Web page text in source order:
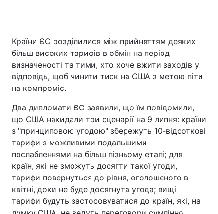
Країни ЄС розділилися між прийняттям деяких
більш високих тарифів в обмін на період
визначеності та тими, хто хоче вжити заходів у
відповідь, щоб чинити тиск на США з метою піти
на компроміс.
Два дипломати ЄС заявили, що їм повідомили,
що США накидали три сценарії на 9 липня: країни
з "принциповою угодою" збережуть 10-відсоткові
тарифи з можливими подальшими
послабленнями на більш пізньому етапі; для
країн, які не зможуть досягти такої угоди,
тарифи повернуться до рівня, оголошеного в
квітні, доки не буде досягнута угода; вищі
тарифи будуть застосовуватися до країн, які, на